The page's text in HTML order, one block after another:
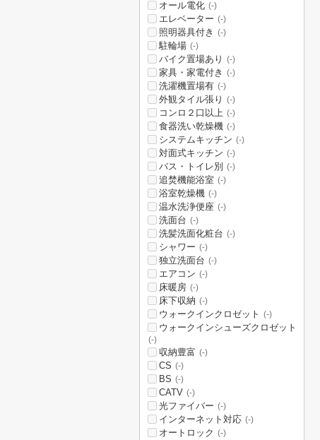
オール電化 (-)
エレベーター (-)
照明器具付き (-)
駐輪場 (-)
バイク置場あり (-)
家具・家電付き (-)
洗濯機置場有 (-)
外観タイル張り (-)
コンロ２口以上 (-)
食器洗い乾燥機 (-)
システムキッチン (-)
対面式キッチン (-)
バス・トイレ別 (-)
追焚機能浴室 (-)
浴室乾燥機 (-)
温水洗浄便座 (-)
洗面台 (-)
洗髪洗面化粧台 (-)
シャワー (-)
独立洗面台 (-)
エアコン (-)
床暖房 (-)
床下収納 (-)
ウォークインクロゼット (-)
ウォークインシューズクロゼット
(-)
収納豊富 (-)
CS (-)
BS (-)
CATV (-)
光ファイバー (-)
インターネット対応 (-)
オートロック (-)